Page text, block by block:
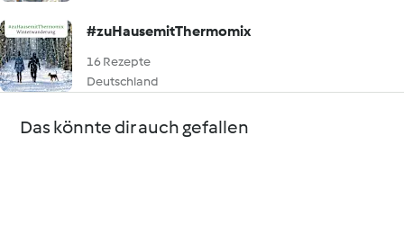
#zuHausemitThermomix
16 Rezepte
Deutschland
Das könnte dir auch gefallen